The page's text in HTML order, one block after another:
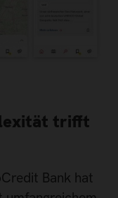
trifft
Bank hat